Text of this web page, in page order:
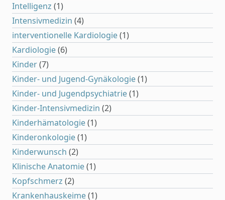
Intelligenz (1)
Intensivmedizin (4)
interventionelle Kardiologie(1)
Kardiologie(6)
Kinder(7)
Kinder- und Jugend-Gynäkologie(1)
Kinder- und Jugendpsychiatrie(1)
Kinder-Intensivmedizin (2)
Kinderhämatologie(1)
Kinderonkologie(1)
Kinderwunsch (2)
Klinische Anatomie(1)
Kopfschmerz (2)
Krankenhauskeime(1)